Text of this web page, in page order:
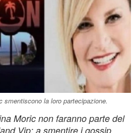
smentiscono la loro partecipazione.
Moric non faranno parte del
Vip: a smentire i gossip